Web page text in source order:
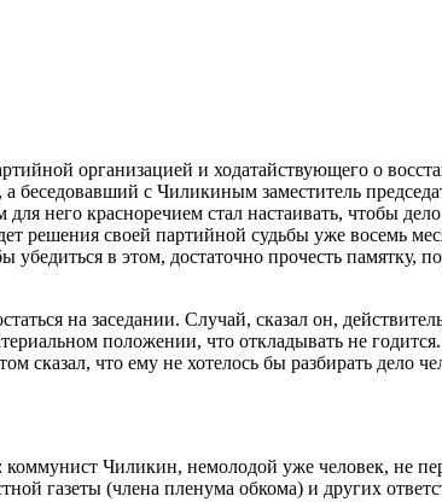
организацией и ходатайствующего о
беседовавший с Чиликиным заместитель
него красноречием стал настаивать, чтобы
решения своей партийной судьбы уже восемь
убедиться в этом, достаточно прочесть
на заседании. Случай, сказал он,
положении, что откладывать не
сказал, что ему не хотелось бы разбирать дело
Чиликин, немолодой уже человек, не
газеты (члена пленума обкома) и других